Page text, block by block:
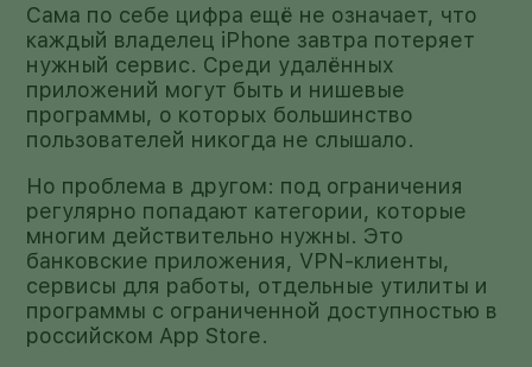
Сама по себе цифра ещё не означает, что
каждый владелец iPhone завтра потеряет
нужный сервис. Среди удалённых
приложений могут быть и нишевые
программы, о которых большинство
пользователей никогда не слышало.
Но проблема в другом: под ограничения
регулярно попадают категории, которые
многим действительно нужны. Это
банковские приложения, VPN-клиенты,
сервисы для работы, отдельные утилиты и
программы с ограниченной доступностью в
российском App Store.